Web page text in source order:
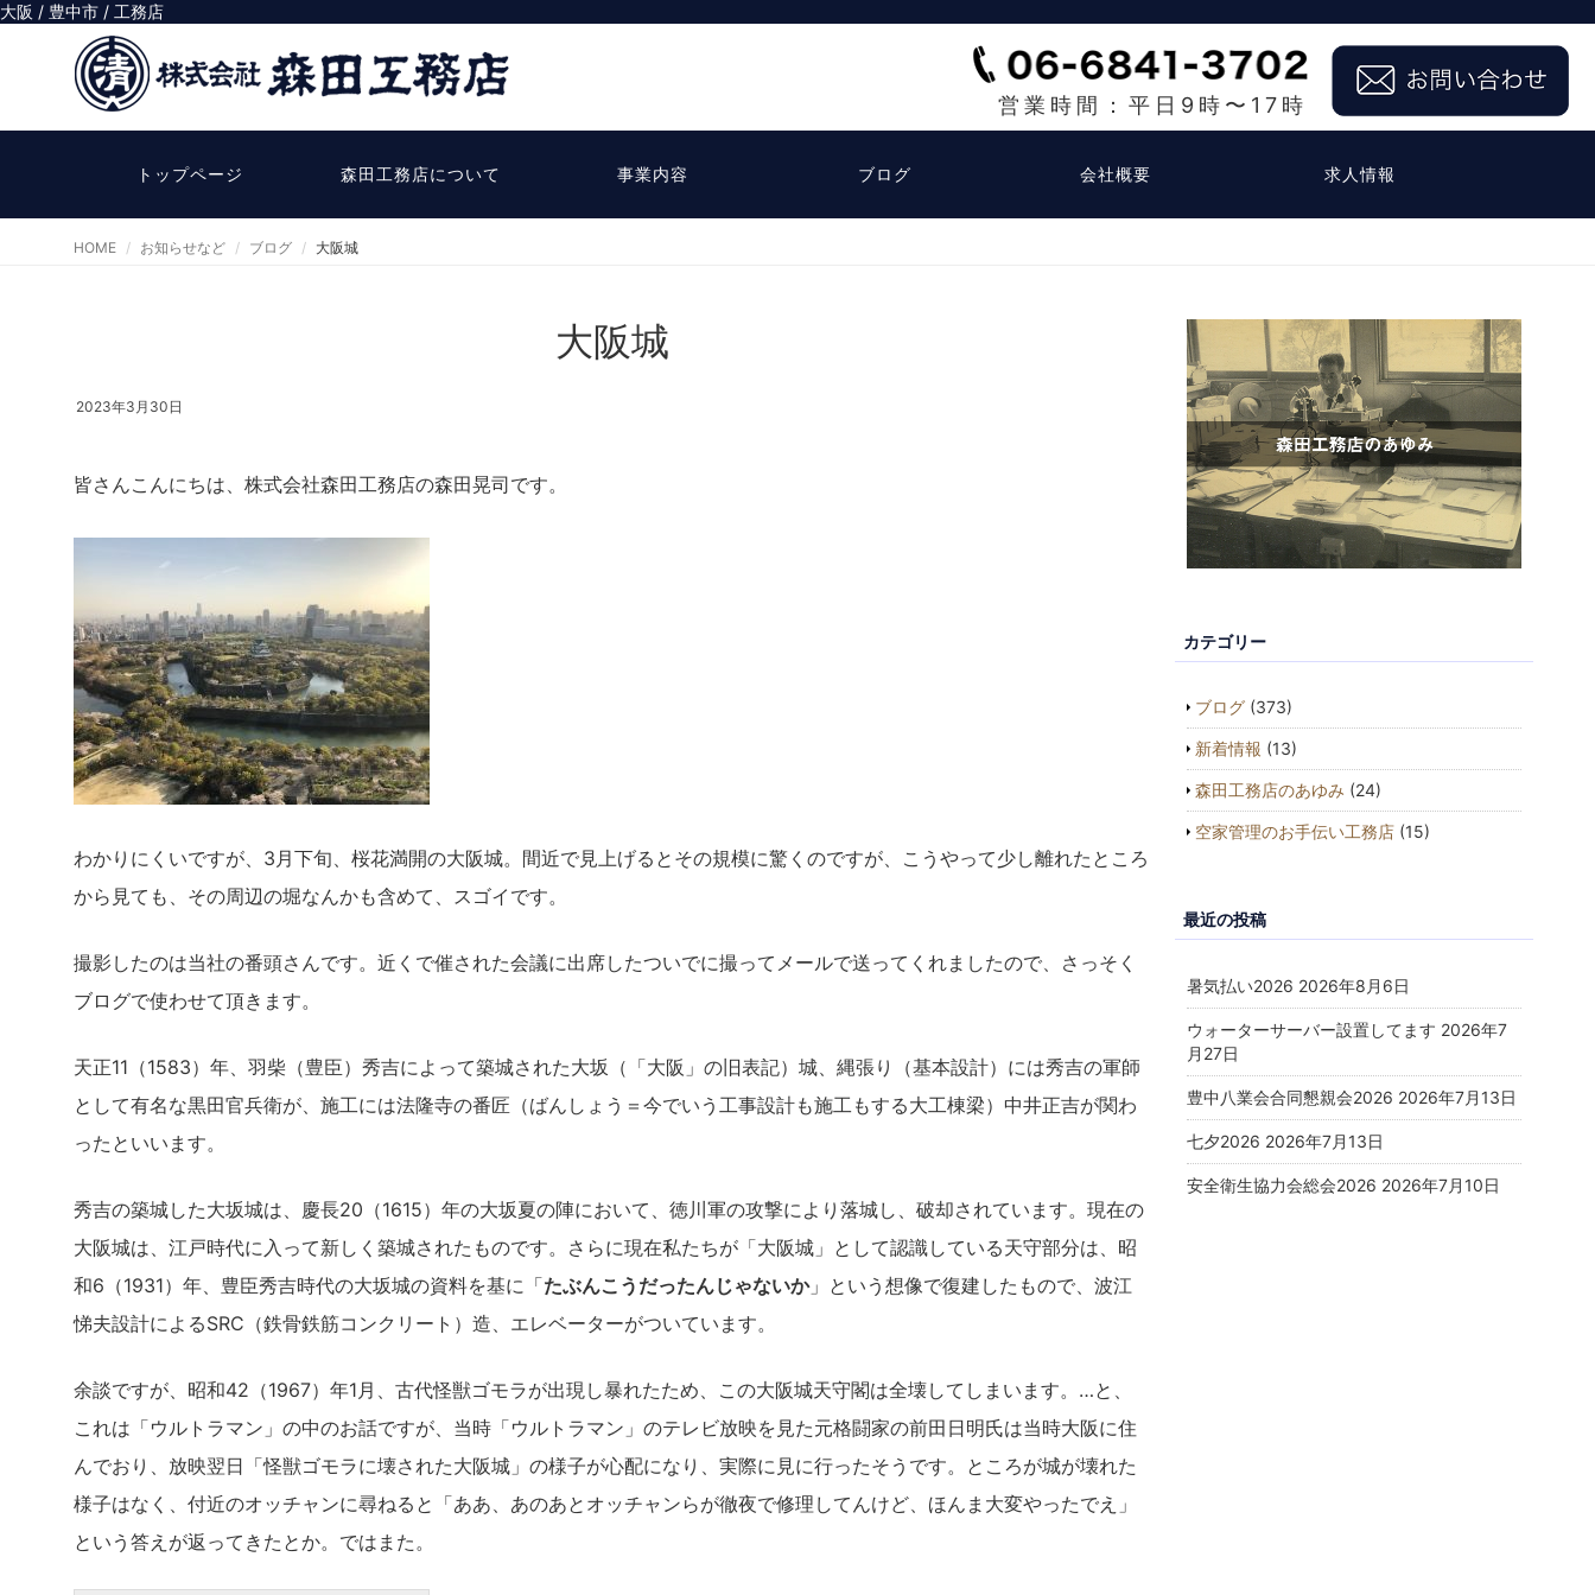
大阪 / 豊中市 / 工務店
営業時間：平日9時〜17時
トップページ 森田工務店について 事業内容 ブログ 会社概要 求人情報
HOME お知らせなど ブログ 大阪城
大阪城
2023年3月30日
皆さんこんにちは、株式会社森田工務店の森田晃司です。
わかりにくいですが、3月下旬、桜花満開の大阪城。間近で見上げるとその規模に驚くのですが、こうやって少し離れたところ
から見ても、その周辺の堀なんかも含めて、スゴイです。
撮影したのは当社の番頭さんです。近くで催された会議に出席したついでに撮ってメールで送ってくれましたので、さっそく
ブログで使わせて頂きます。
天正11（1583）年、羽柴（豊臣）秀吉によって築城された大坂（「大阪」の旧表記）城、縄張り（基本設計）には秀吉の軍師
として有名な黒田官兵衛が、施工には法隆寺の番匠（ばんしょう＝今でいう工事設計も施工もする大工棟梁）中井正吉が関わ
ったといいます。
秀吉の築城した大坂城は、慶長20（1615）年の大坂夏の陣において、徳川軍の攻撃により落城し、破却されています。現在の
大阪城は、江戸時代に入って新しく築城されたものです。さらに現在私たちが「大阪城」として認識している天守部分は、昭
和6（1931）年、豊臣秀吉時代の大坂城の資料を基に「たぶんこうだったんじゃないか」という想像で復建したもので、波江
悌夫設計によるSRC（鉄骨鉄筋コンクリート）造、エレベーターがついています。
余談ですが、昭和42（1967）年1月、古代怪獣ゴモラが出現し暴れたため、この大阪城天守閣は全壊してしまいます。…と、
これは「ウルトラマン」の中のお話ですが、当時「ウルトラマン」のテレビ放映を見た元格闘家の前田日明氏は当時大阪に住
んでおり、放映翌日「怪獣ゴモラに壊された大阪城」の様子が心配になり、実際に見に行ったそうです。ところが城が壊れた
様子はなく、付近のオッチャンに尋ねると「ああ、あのあとオッチャンらが徹夜で修理してんけど、ほんま大変やったでえ」
という答えが返ってきたとか。ではまた。
カテゴリー
ブログ(373)
新着情報 (13)
森田工務店のあゆみ (24)
空家管理のお手伝い工務店(15)
最近の投稿
暑気払い2026 2026年8月6日
ウォーターサーバー設置してます 2026年7
月27日
豊中八業会合同懇親会2026 2026年7月13日
七夕2026 2026年7月13日
安全衛生協力会総会2026 2026年7月10日